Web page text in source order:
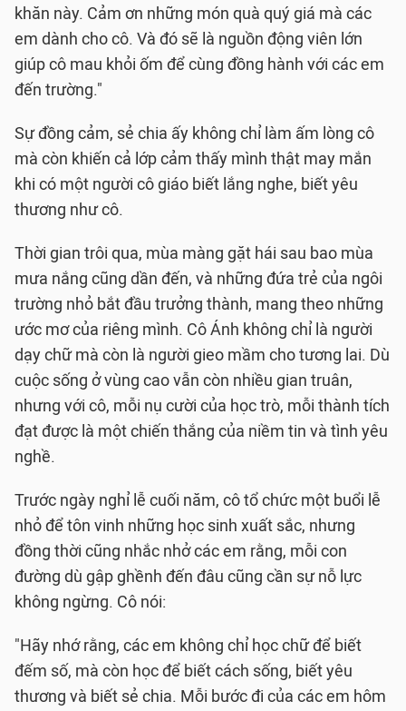
khăn này. Cảm ơn những món quà quý giá mà các
em dành cho cô. Và đó sẽ là nguồn động viên lớn
giúp cô mau khỏi ốm để cùng đồng hành với các em
đến trường."
Sự đồng cảm, sẻ chia ấy không chỉ làm ấm lòng cô
mà còn khiến cả lớp cảm thấy mình thật may mắn
khi có một người cô giáo biết lắng nghe, biết yêu
thương như cô.
Thời gian trôi qua, mùa màng gặt hái sau bao mùa
mưa nắng cũng dần đến, và những đứa trẻ của ngôi
trường nhỏ bắt đầu trưởng thành, mang theo những
ước mơ của riêng mình. Cô Ánh không chỉ là người
dạy chữ mà còn là người gieo mầm cho tương lai. Dù
cuộc sống ở vùng cao vẫn còn nhiều gian truân,
nhưng với cô, mỗi nụ cười của học trò, mỗi thành tích
đạt được là một chiến thắng của niềm tin và tình yêu
nghề.
Trước ngày nghỉ lễ cuối năm, cô tổ chức một buổi lễ
nhỏ để tôn vinh những học sinh xuất sắc, nhưng
đồng thời cũng nhắc nhở các em rằng, mỗi con
đường dù gập ghềnh đến đâu cũng cần sự nỗ lực
không ngừng. Cô nói:
"Hãy nhớ rằng, các em không chỉ học chữ để biết
đếm số, mà còn học để biết cách sống, biết yêu
thương và biết sẻ chia. Mỗi bước đi của các em hôm